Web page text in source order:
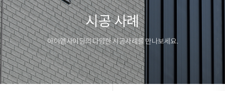
시공 사례
아이엠사이딩의 다양한 시공사례를 만나보세요.